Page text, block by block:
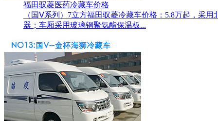
福田驭菱医药冷藏车价格
（国Ⅴ系列）7立方福田驭菱冷藏车价格：5.8万起，采
器；车厢采用玻璃钢聚氨酯保温板...